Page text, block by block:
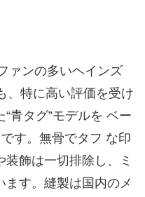
ァンの多いヘインズ
、特に高い評価を受け
青タグ”モデルを ベー
す。無骨でタフ な印
飾は一切排除し、ミ
ます。縫製は国内のメ